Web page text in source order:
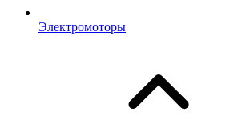
Электромоторы